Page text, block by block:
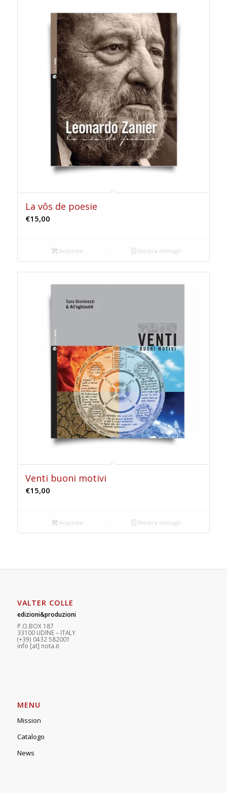
La vôs de poesie
€15,00
Acquista Mostra dettagli
Venti buoni motivi
€15,00
Acquista Mostra dettagli
VALTER COLLE
edizioni&produzioni
P.O.BOX 187
33100 UDINE – ITALY
(+39) 0432 582001
info [at] nota.it
MENU
Mission
Catalogo
News